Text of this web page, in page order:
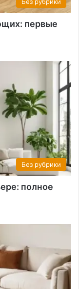
первые
Без рубрики
полное